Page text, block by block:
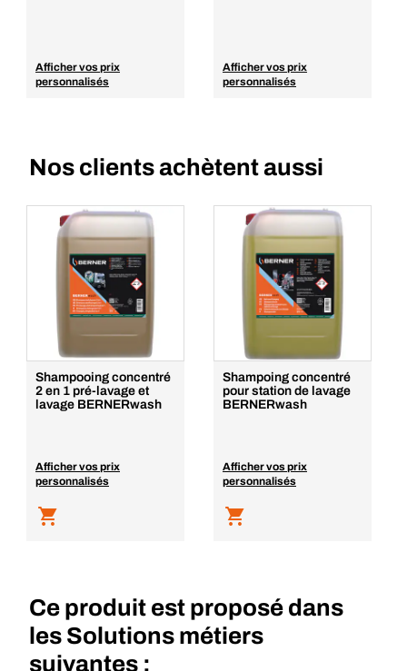
Afficher vos prix
personnalisés
Afficher vos prix
personnalisés
Nos clients achètent aussi
Shampooing concentré
2 en 1 pré-lavage et
lavage BERNERwash
Afficher vos prix
personnalisés
Shampoing concentré
pour station de lavage
BERNERwash
Afficher vos prix
personnalisés
Ce produit est proposé dans
les Solutions métiers
suivantes :